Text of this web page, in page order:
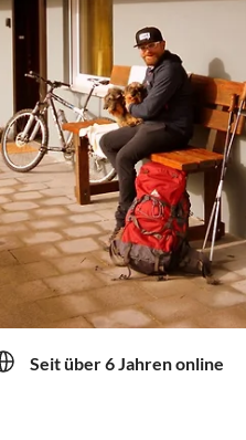
Seit über 6 Jahren online